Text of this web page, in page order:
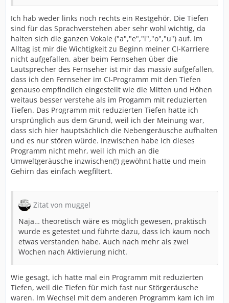
Ich hab weder links noch rechts ein Restgehör. Die Tiefen
sind für das Sprachverstehen aber sehr wohl wichtig, da
halten sich die ganzen Vokale ("a","e","i","o","u") auf. Im
Alltag ist mir die Wichtigkeit zu Beginn meiner CI-Karriere
nicht aufgefallen, aber beim Fernsehen über die
Lautsprecher des Fernseher ist mir das massiv aufgefallen,
dass ich den Fernseher im CI-Programm mit den Tiefen
genauso empfindlich eingestellt wie die Mitten und Höhen
weitaus besser verstehe als im Progamm mit reduzierten
Tiefen. Das Programm mit reduzierten Tiefen hatte ich
ursprünglich aus dem Grund, weil ich der Meinung war,
dass sich hier hauptsächlich die Nebengeräusche aufhalten
und es nur stören würde. Inzwischen habe ich dieses
Programm nicht mehr, weil ich mich an die
Umweltgeräusche inzwischen(!) gewöhnt hatte und mein
Gehirn das einfach wegfiltert.
Zitat von muggel
Naja… theoretisch wäre es möglich gewesen, praktisch
wurde es getestet und führte dazu, dass ich kaum noch
etwas verstanden habe. Auch nach mehr als zwei
Wochen nach Aktivierung nicht.
Wie gesagt, ich hatte mal ein Programm mit reduzierten
Tiefen, weil die Tiefen für mich fast nur Störgeräusche
waren. Im Wechsel mit dem anderen Programm kam ich im